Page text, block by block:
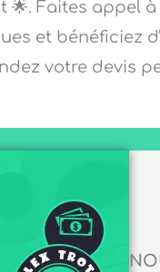
🌟. Faites appel
et bénéficiez
votre devis